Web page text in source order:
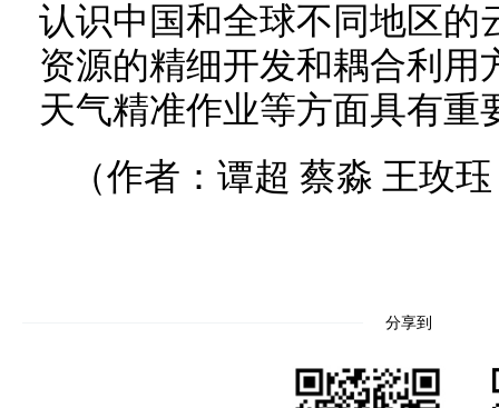
认识中国和全球不同地区的
资源的精细开发和耦合利用
天气精准作业等方面具有重
（作者：谭超 蔡淼 王玫
分享到